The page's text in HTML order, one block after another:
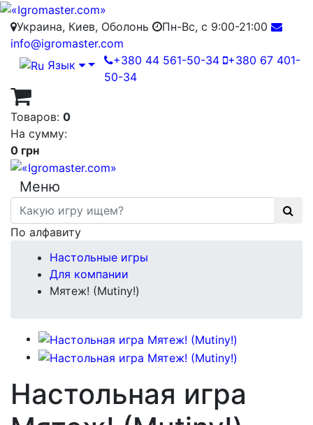
Украина, Киев, Оболонь
Пн-Вс, с 9:00-21:00
info@igromaster.com
Язык
+380 44 561-50-34 +380 67 401-
50-34
Товаров: 0
На сумму:
0 грн
Меню
По алфавиту
Настольные игры
Для компании
Мятеж! (Mutiny!)
Настольная игра